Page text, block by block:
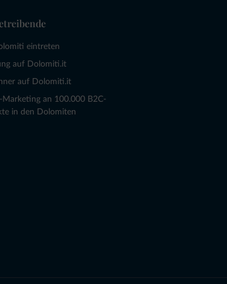
eintreten
auf Dolomiti.it
auf Dolomiti.it
Marketing an 100.000 B2C-
in den Dolomiten